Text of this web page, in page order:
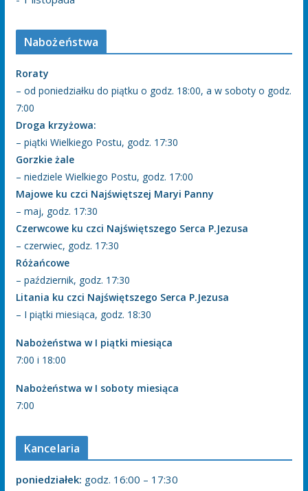
Nabożeństwa
Roraty
– od poniedziałku do piątku o godz. 18:00, a w soboty o godz.
7:00
Droga krzyżowa:
– piątki Wielkiego Postu, godz. 17:30
Gorzkie żale
– niedziele Wielkiego Postu, godz. 17:00
Majowe ku czci Najświętszej Maryi Panny
– maj, godz. 17:30
Czerwcowe ku czci Najświętszego Serca P.Jezusa
– czerwiec, godz. 17:30
Różańcowe
– październik, godz. 17:30
Litania ku czci Najświętszego Serca P.Jezusa
– I piątki miesiąca, godz. 18:30
Nabożeństwa w I piątki miesiąca
7:00 i 18:00
Nabożeństwa w I soboty miesiąca
7:00
Kancelaria
poniedziałek: godz. 16:00 – 17:30